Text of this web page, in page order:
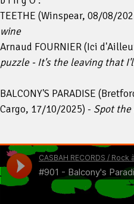
TEETHE (Winspear, 08/08/
wine
Arnaud FOURNIER (Ici
puzzle - It's the leaving that
BALCONY'S PARADISE
Cargo, 17/10/2025) - Spot the